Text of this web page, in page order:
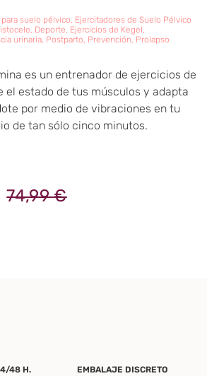
suelo pélvico Ejercitadores de Suelo Pélvico
Deporte Ejercicios de Kegel
urinaria, Postparto Prevención Prolapso
es un entrenador de ejercicios de
el estado de tus músculos y adapta
por medio de vibraciones en tu
de tan sólo cinco minutos.
74,99€
48 H. EMBALAJE DISCRETO